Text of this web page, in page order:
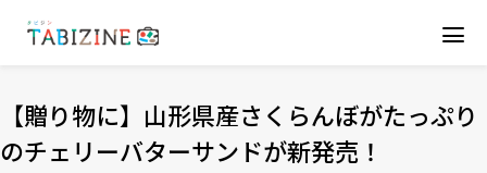
【贈り物に】山形県産さくらんぼがたっぷり
のチェリーバターサンドが新発売！